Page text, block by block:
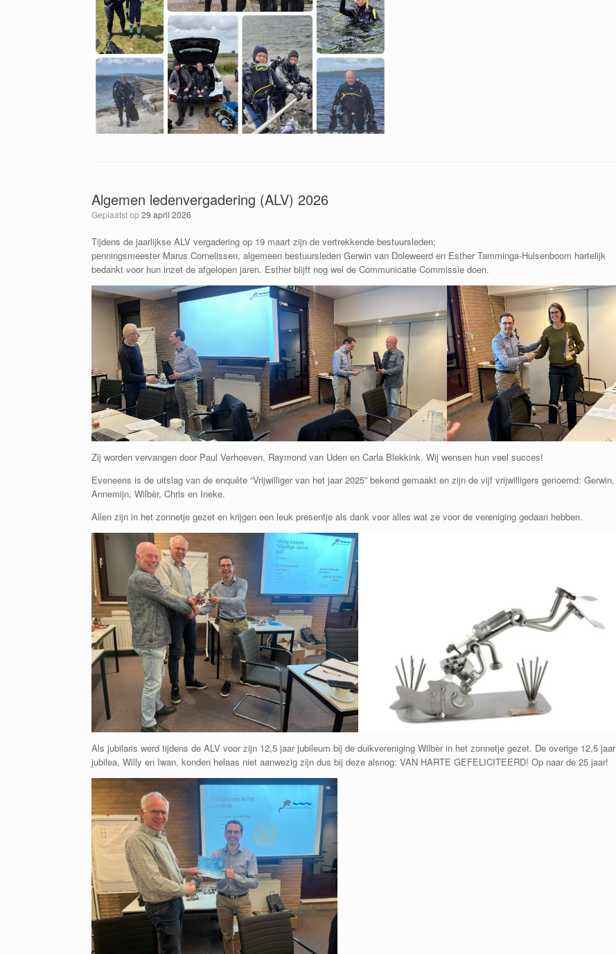
Algemen ledenvergadering (ALV) 2026
Geplaatst op29 april 2026
Tijdens de jaarlijkse ALV vergadering op 19 maart zijn de vertrekkende bestuursleden;
penningsmeester Marus Cornelissen, algemeen bestuursleden Gerwin van Doleweerd en Esther Tamminga-Hulsenboom hartelijk
bedankt voor hun inzet de afgelopen jaren. Esther blijft nog wel de Communicatie Commissie doen.
Zij worden vervangen door Paul Verhoeven, Raymond van Uden en Carla Blekkink. Wij wensen hun veel succes!
Eveneens is de uitslag van de enquête “Vrijwilliger van het jaar 2025” bekend gemaakt en zijn de vijf vrijwilligers genoemd: Gerwin,
Annemijn, Wilbèr, Chris en Ineke.
Allen zijn in het zonnetje gezet en krijgen een leuk presentje als dank voor alles wat ze voor de vereniging gedaan hebben.
Als jubilaris werd tijdens de ALV voor zijn 12,5 jaar jubileum bij de duikvereniging Wilbèr in het zonnetje gezet. De overige 12,5 jaar
jubilea, Willy en Iwan, konden helaas niet aanwezig zijn dus bij deze alsnog: VAN HARTE GEFELICITEERD! Op naar de 25 jaar!